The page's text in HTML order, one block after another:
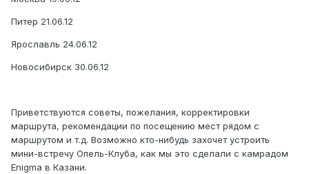
Питер 21.06.12
Ярославль 24.06.12
Новосибирск 30.06.12
Приветствуются советы, пожелания, корректировки
маршрута, рекомендации по посещению мест рядом с
маршрутом и т.д. Возможно кто-нибудь захочет устроить
мини-встречу Опель-Клуба, как мы это сделали с камрадом
Enigma в Казани.